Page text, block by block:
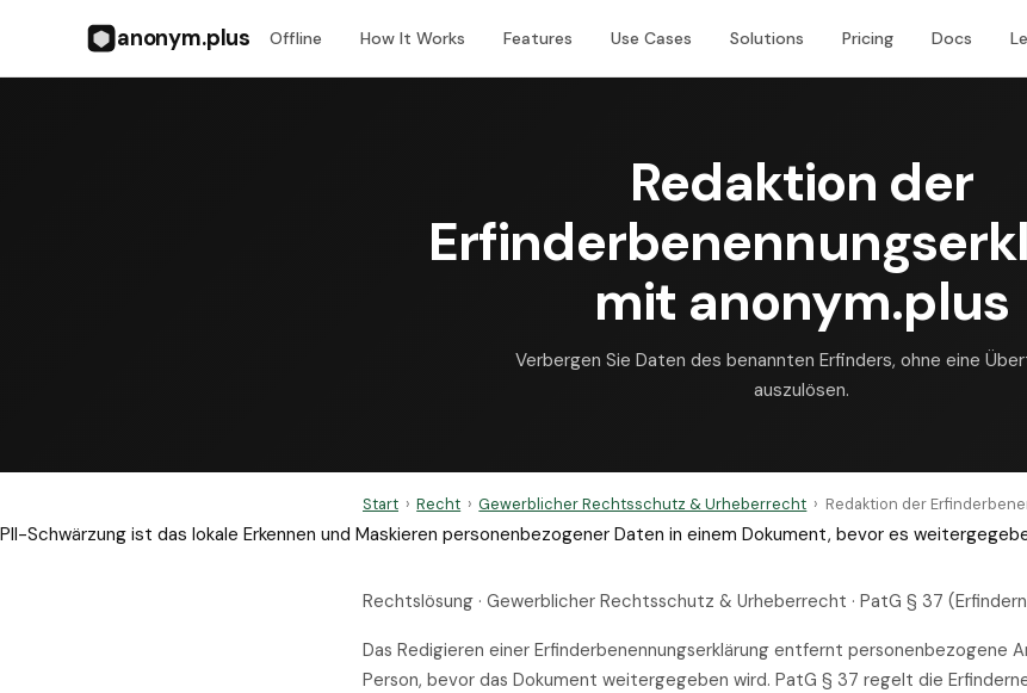
anonym.plus Offline How It Works Features Use Cases Solutions Pricing Docs
Redaktion der
mit anonym.plus
Verbergen Sie Daten des benannten Erfinders, ohne eine
auszulösen.
Start › Recht › Gewerblicher Rechtsschutz & Urheberrecht › Redaktion der
PII-Schwärzung ist das lokale Erkennen und Maskieren personenbezogener Daten in einem Dokument, bevor es
Rechtslösung · Gewerblicher Rechtsschutz & Urheberrecht · PatG § 37
Das Redigieren einer Erfinderbenennungserklärung entfernt personenbezogene
Person, bevor das Dokument weitergegeben wird. PatG § 37 regelt die